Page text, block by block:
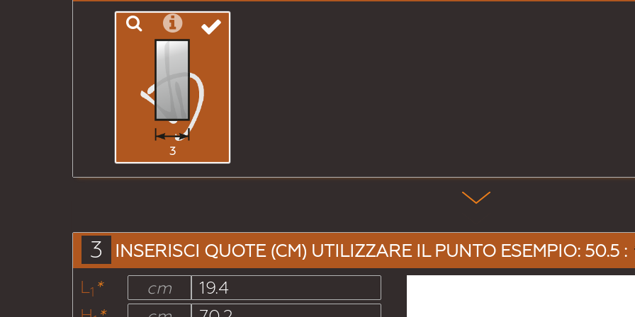
3
3 INSERISCI QUOTE (CM) UTILIZZARE IL PUNTO ESEMPIO: 50.5 :
L1 *
cm